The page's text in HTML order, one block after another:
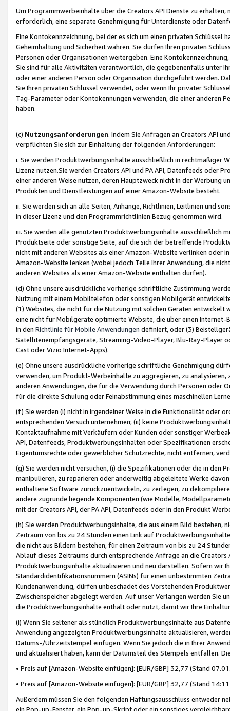
Um Programmwerbeinhalte über die Creators API Dienste zu
erforderlich, eine separate Genehmigung für Unterdienste oder
Eine Kontokennzeichnung, bei der es sich um einen privaten
Geheimhaltung und Sicherheit wahren. Sie dürfen Ihren privaten
Personen oder Organisationen weitergeben. Eine
Sie sind für alle Aktivitäten verantwortlich, die gegebenenfalls unter
oder einer anderen Person oder Organisation durchgeführt werden.
Sie Ihren privaten Schlüssel verwendet, oder wenn Ihr privater
Tag-Parameter oder Kontokennungen verwenden, die einer anderen
haben.
(c) Nutzungsanforderungen. Indem Sie Anfragen an Creators API
verpflichten Sie sich zur Einhaltung der folgenden Anforderungen:
i. Sie werden Produktwerbungsinhalte ausschließlich in rechtmäßiger
Lizenz nutzen.Sie werden Creators API und PA API, Datenfeeds oder
einer anderen Weise nutzen, deren Hauptzweck nicht in der Werbung
Produkten und Dienstleistungen auf einer Amazon-Website besteht.
ii. Sie werden sich an alle Seiten, Anhänge, Richtlinien, Leitlinien und
in dieser Lizenz und den Programmrichtlinien Bezug genommen wird.
iii. Sie werden alle genutzten Produktwerbungsinhalte ausschließlich
Produktseite oder sonstige Seite, auf die sich der betreffende
nicht mit anderen Websites als einer Amazon-Website verlinken oder
Amazon-Website lenken (wobei jedoch Teile Ihrer Anwendung, die
anderen Websites als einer Amazon-Website enthalten dürfen).
(d) Ohne unsere ausdrückliche vorherige schriftliche Zustimmung
Nutzung mit einem Mobiltelefon oder sonstigen Mobilgerät
(1) Websites, die nicht für die Nutzung mit solchen Geräten
eine nicht für Mobilgeräte optimierte Website, die über einen
in den Richtlinie für Mobile Anwendungen definiert, oder (3)
Satellitenempfangsgeräte, Streaming-Video-Player, Blu-Ray-Player
Cast oder Vizio Internet-Apps).
(e) Ohne unsere ausdrückliche vorherige schriftliche Genehmigung
verwenden, um Produkt-Werbeinhalte zu aggregieren, zu
anderen Anwendungen, die für die Verwendung durch Personen
für die direkte Schulung oder Feinabstimmung eines maschinellen
(f) Sie werden (i) nicht in irgendeiner Weise in die Funktionalität oder
entsprechenden Versuch unternehmen; (ii) keine
Kontaktaufnahme mit Verkäufern oder Kunden oder sonstiger
API, Datenfeeds, Produktwerbungsinhalten oder Spezifikationen
Eigentumsrechte oder gewerblicher Schutzrechte, nicht entfernen,
(g) Sie werden nicht versuchen, (i) die Spezifikationen oder die in
manipulieren, zu reparieren oder anderweitig abgeleitete Werke
enthaltene Software zurückzuentwickeln, zu zerlegen, zu
andere zugrunde liegende Komponenten (wie Modelle,
mit der Creators API, der PA API, Datenfeeds oder in den Produkt
(h) Sie werden Produktwerbungsinhalte, die aus einem Bild bestehen,
Zeitraum von bis zu 24 Stunden einen Link auf
die nicht aus Bildern bestehen, für einen Zeitraum von bis zu 24
Ablauf dieses Zeitraums durch entsprechende Anfrage an die
Produktwerbungsinhalte aktualisieren und neu darstellen. Sofern wir
Standardidentifikationsnummern (ASINs) für einen unbestimmten
Kundenanwendung, dürfen unbeschadet des Vorstehenden
Zwischenspeicher abgelegt werden. Auf unser Verlangen werden Sie
die Produktwerbungsinhalte enthält oder nutzt, damit wir Ihre
(i) Wenn Sie seltener als stündlich Produktwerbungsinhalte aus
Anwendung angezeigten Produktwerbungsinhalte aktualisieren,
Datums-/Uhrzeitstempel einfügen. Wenn Sie jedoch die in Ihrer
und aktualisiert haben, kann der Datumsteil des Stempels entfallen.
• Preis auf [Amazon-Website einfügen]: [EUR/GBP] 32,77 (Stand
• Preis auf [Amazon-Website einfügen]: [EUR/GBP] 32,77 (Stand
Außerdem müssen Sie den folgenden Haftungsausschluss entweder
ein Pop-up-Fenster, ein Pop-up-Skript oder ein sonstiges